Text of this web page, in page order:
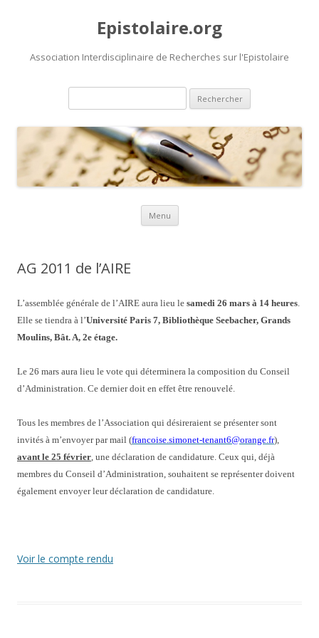
Epistolaire.org
Association Interdisciplinaire de Recherches sur l'Epistolaire
Rechercher :
Menu Aller au contenu principal
AG 2011 de l’AIRE
L’assemblée générale de l’AIRE aura lieu le samedi 26 mars à 14 heures.
Elle se tiendra à l’Université Paris 7, Bibliothèque Seebacher, Grands
Moulins, Bât. A, 2e étage.
Le 26 mars aura lieu le vote qui déterminera la composition du Conseil
d’Administration. Ce dernier doit en effet être renouvelé.
Tous les membres de l’Association qui désireraient se présenter sont
invités à m’envoyer par mail (francoise.simonet-tenant6@orange.fr),
avant le 25 février, une déclaration de candidature. Ceux qui, déjà
membres du Conseil d’Administration, souhaitent se représenter doivent
également envoyer leur déclaration de candidature.
Voir le compte rendu